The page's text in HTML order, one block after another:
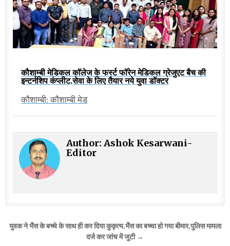
कौशाम्बी मेडिकल कॉलेज के फर्स्ट फॉरेन मेडिकल ग्रेजुएट बैच की
इन्टर्नशिप कंप्लीट,सेवा के लिए तैयार नये युवा डॉक्टर
कौशाम्बी: कौशाम्बी मेड
Author:Ashok Kesarwani-
Editor
Post
युवक ने भैंस के बच्चे के साथ ही कर दिया कुकृत्य,भैंस का बच्चा हो गया बीमार,पुलिस मामला
दर्ज कर जांच में जुटी →